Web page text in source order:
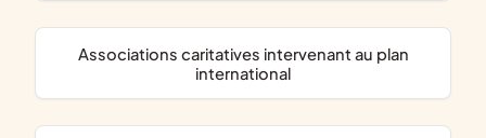
associations caritatives intervenant au plan
international